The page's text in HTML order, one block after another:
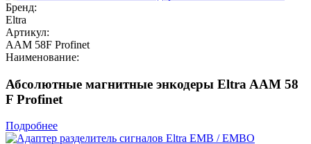
Бренд:
Eltra
Артикул:
AAM 58F Profinet
Наименование:
Абсолютные магнитные энкодеры Eltra AAM 58
F Profinet
Подробнее